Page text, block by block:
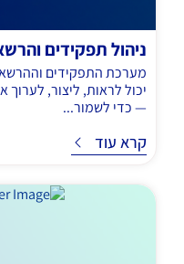
ניהול תפקידים
מערכת התפקידים
— כדי לשמור...
קרא עוד